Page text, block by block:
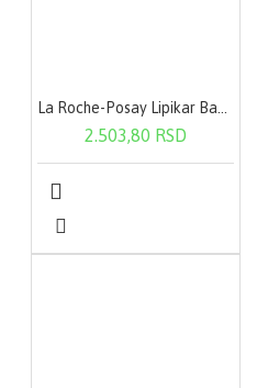
2.503,80 RSD